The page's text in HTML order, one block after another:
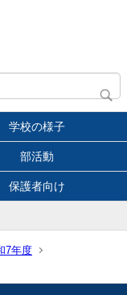
学校の様子
部活動
保護者向け
7年度